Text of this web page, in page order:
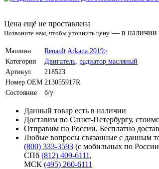
Цена ещё не проставлена
Позвоните нам, чтобы уточнить цену — в наличии
Машина Renault Arkana 2019>
Категория
Двигатель радиатор масляный
Артикул
218523
Номер OEM 213055917R
Состояние
б/у
Данный товар есть в наличии
Доставим по Санкт-Петербургу,
Отправим по России. Бесплатно
Любые вопросы связанные с данным
(800) 333-3593 (с мобильных по
СПб (812) 409-6111 ,
МСК (495) 260-6111